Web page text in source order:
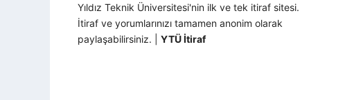
Yıldız Teknik Üniversitesi'nin ilk ve tek itiraf sitesi.
İtiraf ve yorumlarınızı tamamen anonim olarak
paylaşabilirsiniz. | YTÜ İtiraf